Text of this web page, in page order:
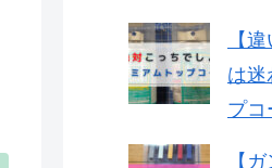
【
は迷
プコ
【